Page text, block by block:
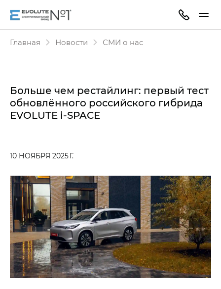
Главная Новости СМИ о нас
Больше чем рестайлинг: первый тест
обновлённого российского гибрида
EVOLUTE i‑SPACE
10 НОЯБРЯ 2025 Г.